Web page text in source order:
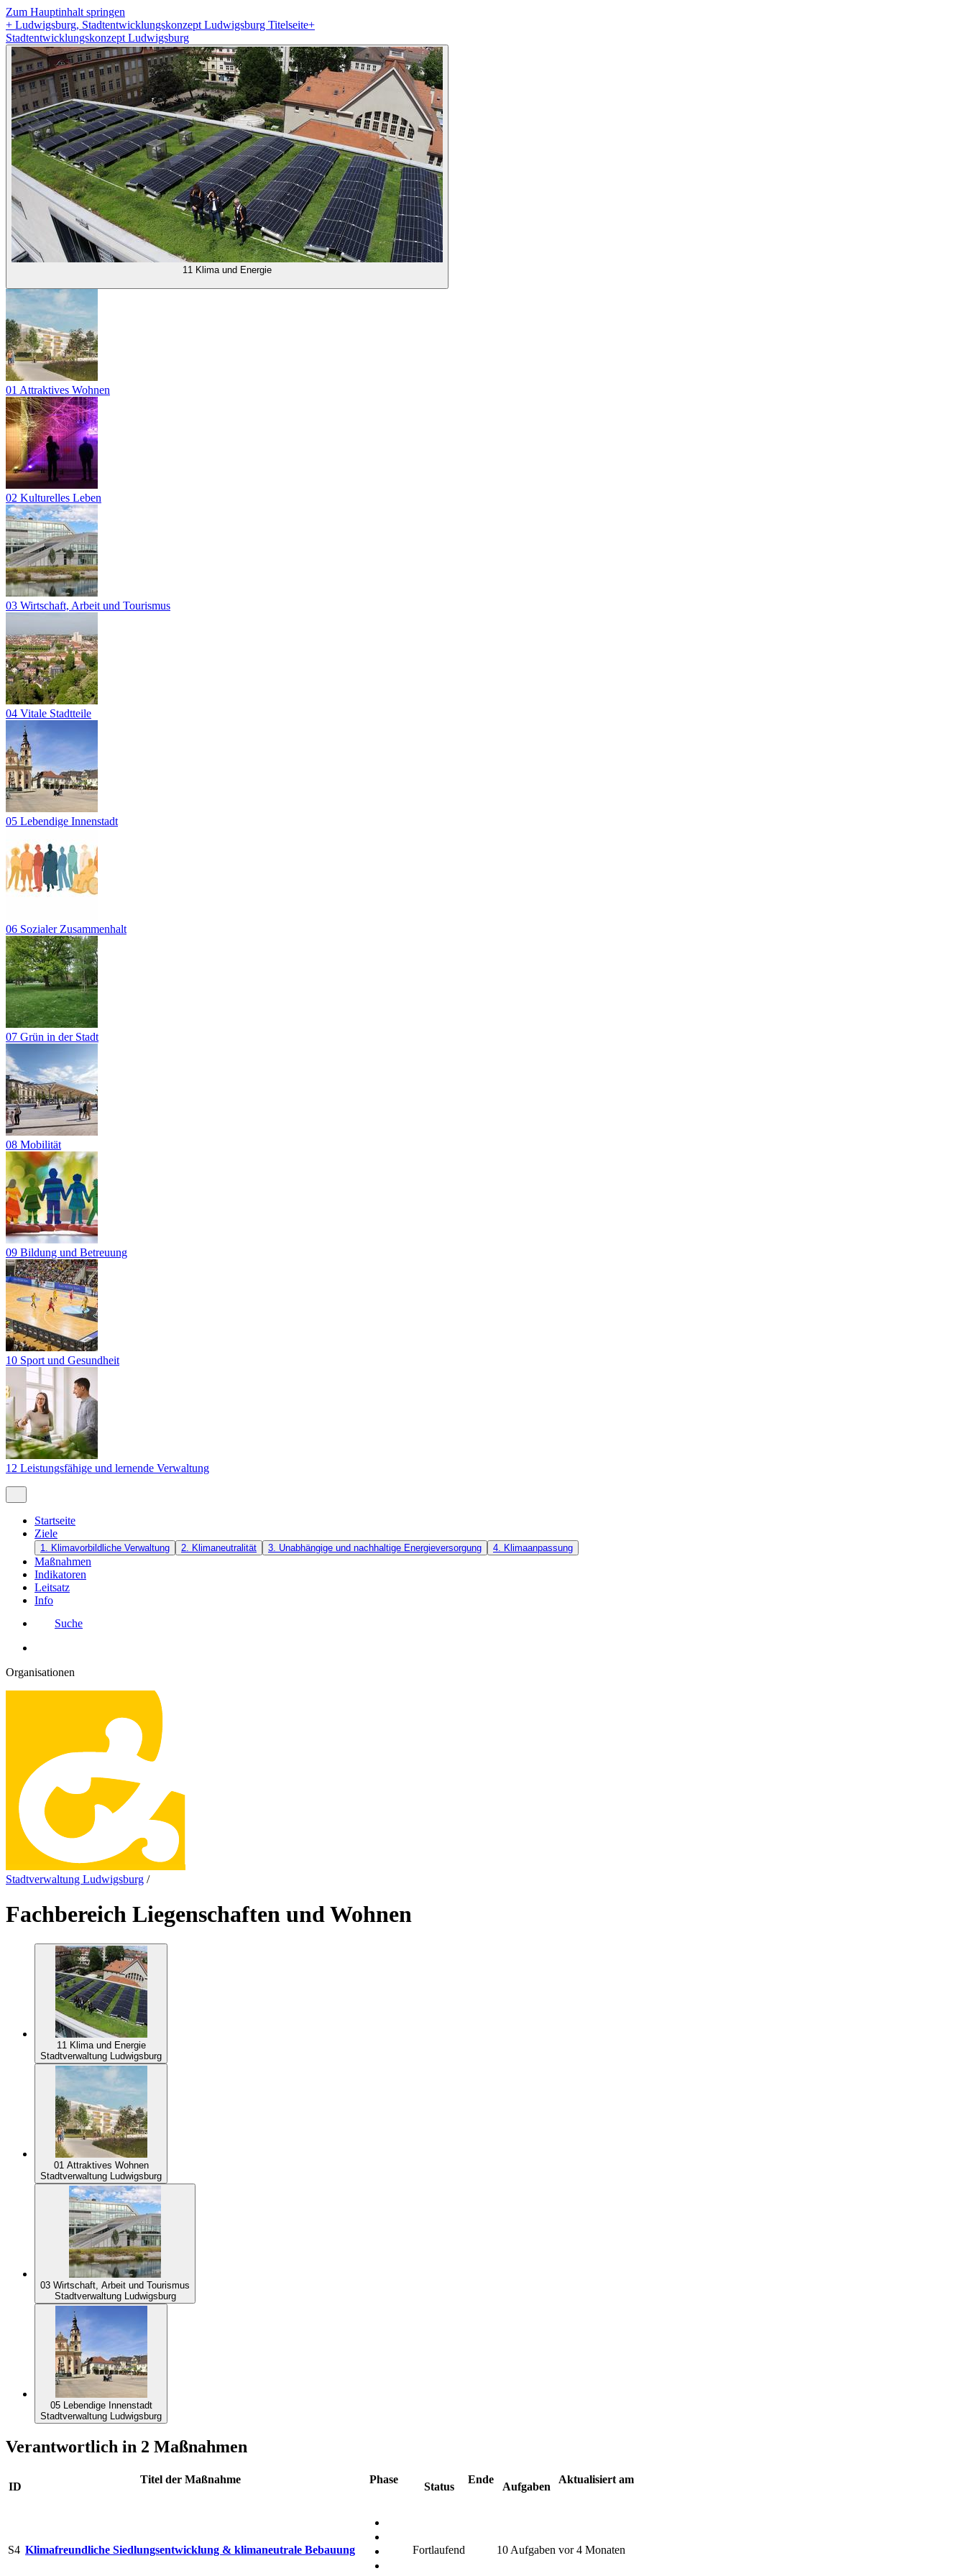
Zum Hauptinhalt springen
+ Ludwigsburg, Stadtentwicklungskonzept Ludwigsburg Titelseite+
Stadtentwicklungskonzept Ludwigsburg
11 Klima und Energie
01 Attraktives Wohnen
02 Kulturelles Leben
03 Wirtschaft, Arbeit und Tourismus
04 Vitale Stadtteile
05 Lebendige Innenstadt
06 Sozialer Zusammenhalt
07 Grün in der Stadt
08 Mobilität
09 Bildung und Betreuung
10 Sport und Gesundheit
12 Leistungsfähige und lernende Verwaltung
Startseite
Ziele
1. Klimavorbildliche Verwaltung 2. Klimaneutralität 3. Unabhängige und nachhaltige Energieversorgung 4. Klimaanpassung
Maßnahmen
Indikatoren
Leitsatz
Info
Suche
Organisationen
Stadtverwaltung Ludwigsburg /
Fachbereich Liegenschaften und Wohnen
11 Klima und Energie
Stadtverwaltung Ludwigsburg
01 Attraktives Wohnen
Stadtverwaltung Ludwigsburg
03 Wirtschaft, Arbeit und Tourismus
Stadtverwaltung Ludwigsburg
05 Lebendige Innenstadt
Stadtverwaltung Ludwigsburg
Verantwortlich in 2 Maßnahmen
ID
Titel der Maßnahme Phase
Status
Ende
Aufgaben
Aktualisiert am
S4 Klimafreundliche Siedlungsentwicklung & klimaneutrale Bebauung Fortlaufend 10 Aufgaben vor 4 Monaten